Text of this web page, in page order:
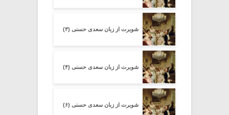
شوبرت از زبان سعدی حسنی (۳)
شوبرت از زبان سعدی حسنی (۴)
شوبرت از زبان سعدی حسنی (۶)